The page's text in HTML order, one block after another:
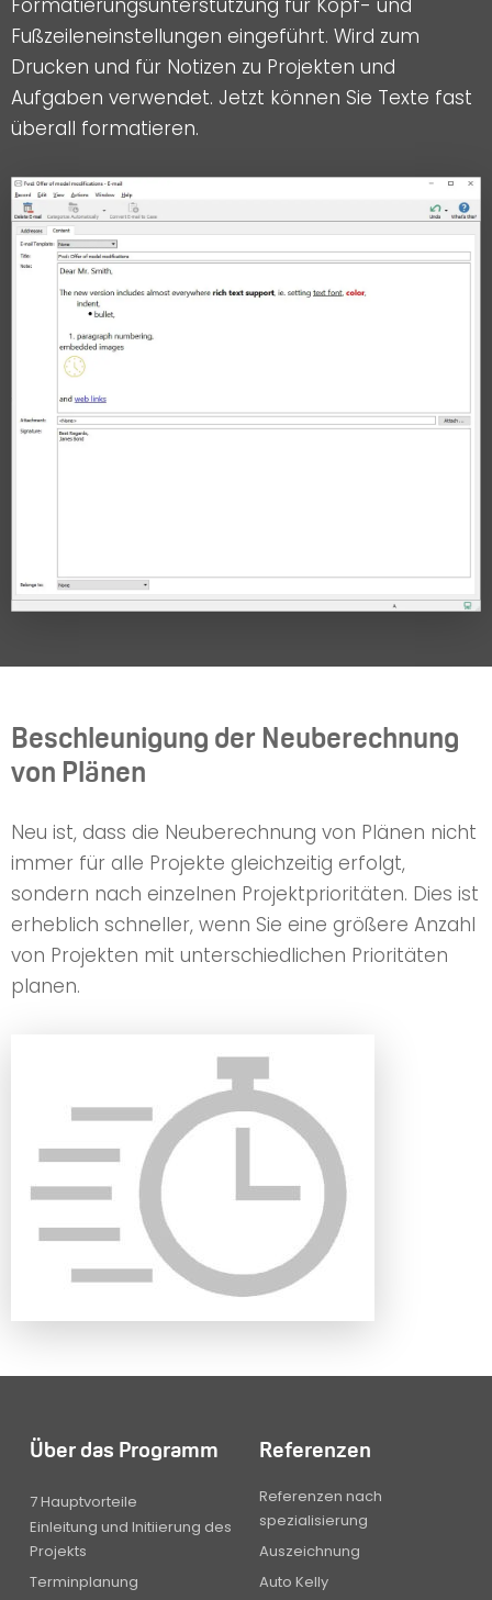
Formatierungsunterstützung für Kopf- und
Fußzeileneinstellungen eingeführt. Wird zum
Drucken und für Notizen zu Projekten und
Aufgaben verwendet. Jetzt können Sie Texte fast
überall formatieren.
Beschleunigung der Neuberechnung
von Plänen
Neu ist, dass die Neuberechnung von Plänen nicht
immer für alle Projekte gleichzeitig erfolgt,
sondern nach einzelnen Projektprioritäten. Dies ist
erheblich schneller, wenn Sie eine größere Anzahl
von Projekten mit unterschiedlichen Prioritäten
planen.
Über das Programm
7 Hauptvorteile
Einleitung und Initiierung des
Projekts
Terminplanung
Referenzen
Referenzen nach
spezialisierung
Auszeichnung
Auto Kelly